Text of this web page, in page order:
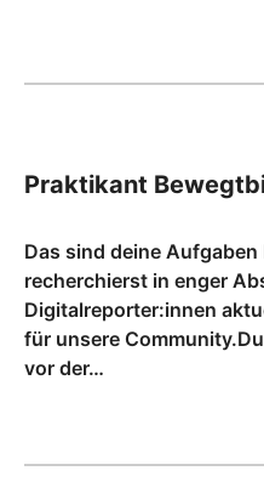
Praktikant
Das sind deine
recherchierst in enger
Digitalreporter:innen
für unsere
vor der…